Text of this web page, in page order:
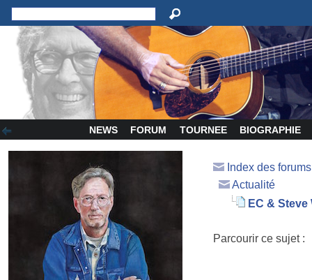
NEWS FORUM TOURNEE BIOGRAPHIE
Index des
Actualité
EC &
Parcourir ce sujet